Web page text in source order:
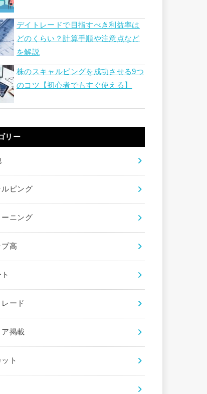
デイトレードで目指すべき利益率は
どのくらい？計算手順や注意点など
を解説
株のスキャルピングを成功させる9つ
のコツ【初心者でもすぐ使える】
リー
ルピング
ーニング
プ高
ード
ア掲載
ト